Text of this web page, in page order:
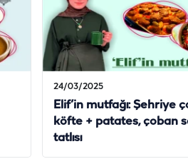
24/03/2025
Elif’in mutfağı: Şehriye
köfte + patates, çoban
tatlısı